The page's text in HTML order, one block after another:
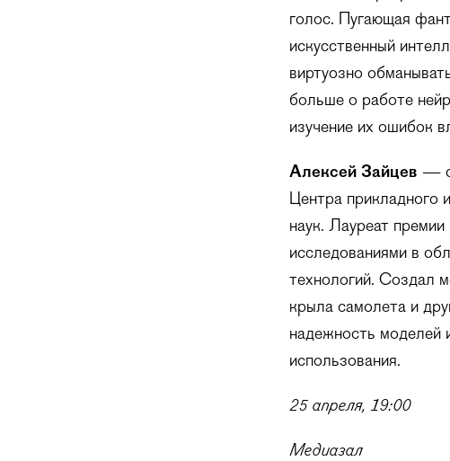
голос. Пугающая
искусственный
виртуозно
больше о работе
изучение их ошибок
Алексей Зайцев —
Центра прикладного
наук. Лауреат
исследованиями в
технологий. Создал
крыла самолета и
надежность моделей
использования.
25 апреля, 19:00
Медиазал